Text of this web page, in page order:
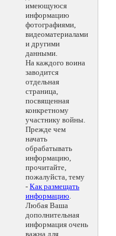
имеющуюся
информацию
фотографиями,
видеоматериалами
и другими
данными.
На каждого воина
заводится
отдельная
страница,
посвященная
конкретному
участнику войны.
Прежде чем
начать
обрабатывать
информацию,
прочитайте,
пожалуйста, тему
- Как размещать
информацию.
Любая Ваша
дополнительная
информация очень
важна для